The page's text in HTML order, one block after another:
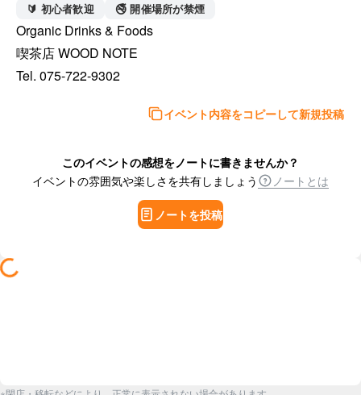
🔰 初心者歓迎 🚭 開催場所が禁煙
Organic Drinks & Foods
喫茶店 WOOD NOTE
Tel. 075-722-9302
イベント内容をコピーして新規投稿
このイベントの感想をノートに書きませんか？
イベントの雰囲気や楽しさを共有しましょう
ノートとは
ノートを投稿